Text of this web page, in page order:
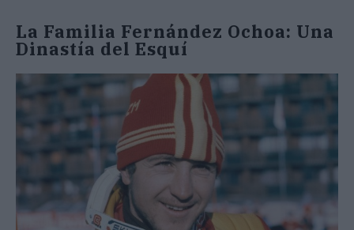
La Familia Fernández Ochoa: Una
Dinastía del Esquí